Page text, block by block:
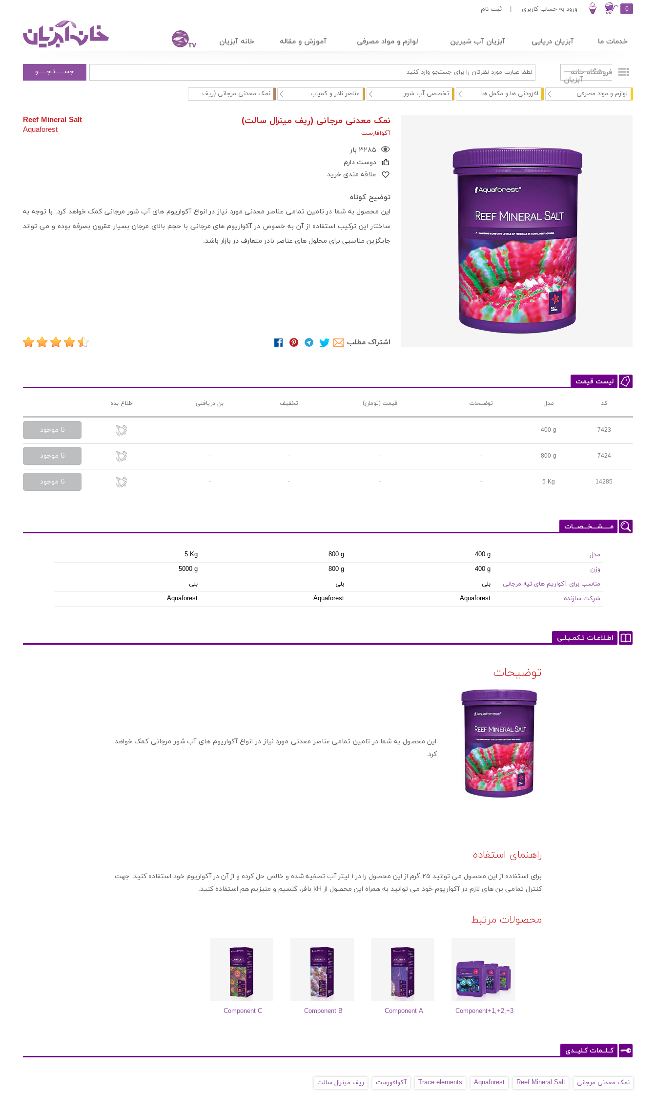
0 ورود به حساب کاربری ثبت نام
خدمات ما آبزیان دریایی آبزیان آب شیرین لوازم و مواد مصرفی آموزش و مقاله خانه آبزیان
فروشگاه خانه
آبزیان
جســــــتـجــــــو
لوازم و مواد مصرفی افزودنی ها و مکمل ها تخصصی آب شور عناصر نادر و کمیاب نمک معدنی مرجانی (ریف ...
نمک معدنی مرجانی (ریف مینرال سالت)
آکوافارست
۳۲۸۵ بار
دوست دارم
علاقه مندی خرید
Reef Mineral Salt
Aquaforest
توضیح کوتاه
این محصول به شما در تامین تمامی عناصر معدنی مورد نیاز در انواع آکواریوم های آب شور مرجانی کمک خواهد کرد. با توجه به
ساختار این ترکیب استفاده از آن به خصوص در آکواریوم های مرجانی با حجم بالای مرجان بسیار مقرون بصرفه بوده و می تواند
جایگزین مناسبی برای محلول های عناصر نادر متعارف در بازار باشد.
اشتراک مطلب
لیست قیمت
کد مدل توضیحات قیمت (تومان) تخفیف بن دریافتی اطلاع بده
7423
400 g
-
-
-
- نا موجود
7424
800 g
-
-
-
- نا موجود
14285
5 Kg
-
-
-
- نا موجود
مـــــشـــخـــصـــات
مدل 400 g
800 g
5 Kg
وزن
400 g
800 g
5000 g
مناسب برای آکواریم های تپه مرجانی
بلی بلی
بلی
شرکت سازنده
Aquaforest
Aquaforest
Aquaforest
اطـلاعـات تـکمـیـلـی
توضیحات
این محصول به شما در تامین تمامی عناصر معدنی مورد نیاز در انواع آکواریوم های آب شور مرجانی کمک خواهد
کرد.
راهنمای استفاده
برای استفاده از این محصول می توانید ۲۵ گرم از این محصول را در ۱ لیتر آب تصفیه شده و خالص حل کرده و از آن در آکواریوم خود استفاده کنید. جهت
کنترل تمامی ین های لازم در آکواریوم خود می توانید به همراه این محصول از kH بافر، کلسیم و منیزیم هم استفاده کنید.
محصولات مرتبط
Component+1,+2,+3
Component A
Component B
Component C
کــلــمات کـلیــدی
نمک معدنی مرجانی Reef Mineral Salt
Aquaforest
Trace elements آکوافورست ریف مینرال سالت